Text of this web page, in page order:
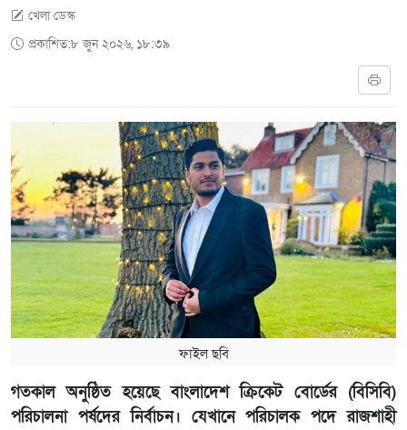
খেলা ডেস্ক
প্রকাশিত:৮ জুন ২০২৬, ১৮:৩৯
ফাইল ছবি
গতকাল অনুষ্ঠিত হয়েছে বাংলাদেশ ক্রিকেট বোর্ডের (বিসিবি)
পরিচালনা পর্ষদের নির্বাচন। যেখানে পরিচালক পদে রাজশাহী